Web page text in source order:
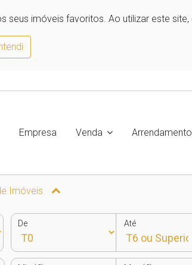
seus imóveis favoritos. Ao utilizar este
Empresa Venda Arrendamento
Imóveis
De Até